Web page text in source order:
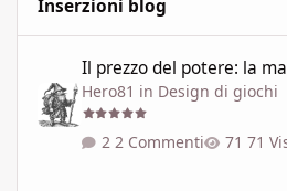
Inserzioni blog
Il prezzo del potere: la
Hero81 in Design di giochi
2 Commenti 71